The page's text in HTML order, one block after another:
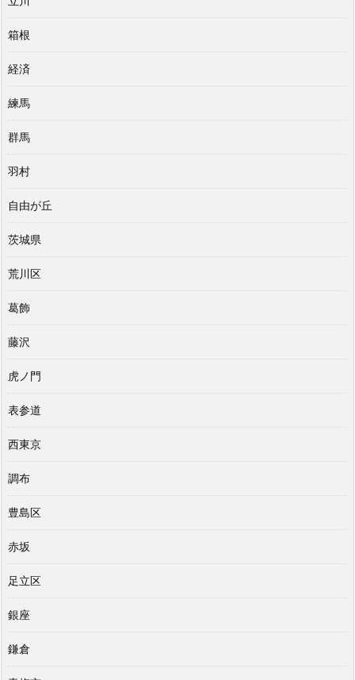
箱根
経済
練馬
群馬
羽村
自由が丘
茨城県
荒川区
葛飾
藤沢
虎ノ門
表参道
西東京
調布
豊島区
赤坂
足立区
銀座
鎌倉